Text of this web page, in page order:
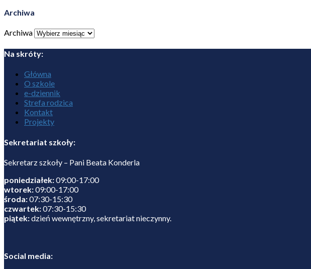
Archiwa
Archiwa
Na skróty:
Główna
O szkole
e-dziennik
Strefa rodzica
Kontakt
Projekty
Sekretariat szkoły:
Sekretarz szkoły – Pani Beata Konderla
poniedziałek:09:00-17:00
wtorek:09:00-17:00
środa:07:30-15:30
czwartek:07:30-15:30
piątek:dzień wewnętrzny, sekretariat nieczynny.
Social media: